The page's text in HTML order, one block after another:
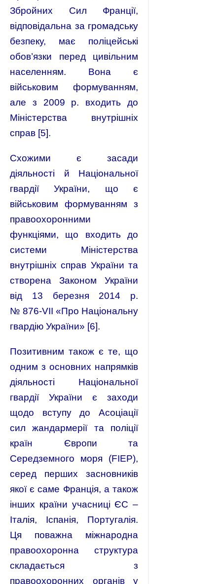
Збройних Сил Франції,
відповідальна за громадську
безпеку, має поліцейські
обов’язки перед цивільним
населенням. Вона є
військовим формуванням,
але з 2009 р. входить до
Міністерства внутрішніх
справ [5].
Схожими є засади
діяльності й Національної
гвардії України, що є
військовим формуванням з
правоохоронними
функціями, що входить до
системи Міністерства
внутрішніх справ України та
створена Законом України
від 13 березня 2014 р.
№ 876‑VII «Про Національну
гвардію України» [6].
Позитивним також є те, що
одним з основних напрямків
діяльності Національної
гвардії України є заходи
щодо вступу до Асоціації
сил жандармерії та поліції
країн Європи та
Середземного моря (FIEP),
серед перших засновників
якої є саме Франція, а також
інших країни учасниці ЄС –
Італія, Іспанія, Португалія.
Ця поважна міжнародна
правоохоронна структура
складається з
правоохоронних органів у